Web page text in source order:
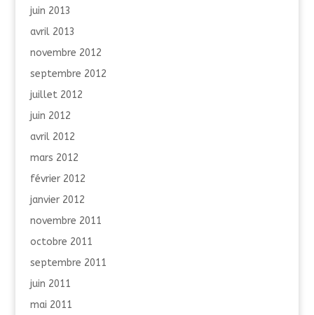
juin 2013
avril 2013
novembre 2012
septembre 2012
juillet 2012
juin 2012
avril 2012
mars 2012
février 2012
janvier 2012
novembre 2011
octobre 2011
septembre 2011
juin 2011
mai 2011